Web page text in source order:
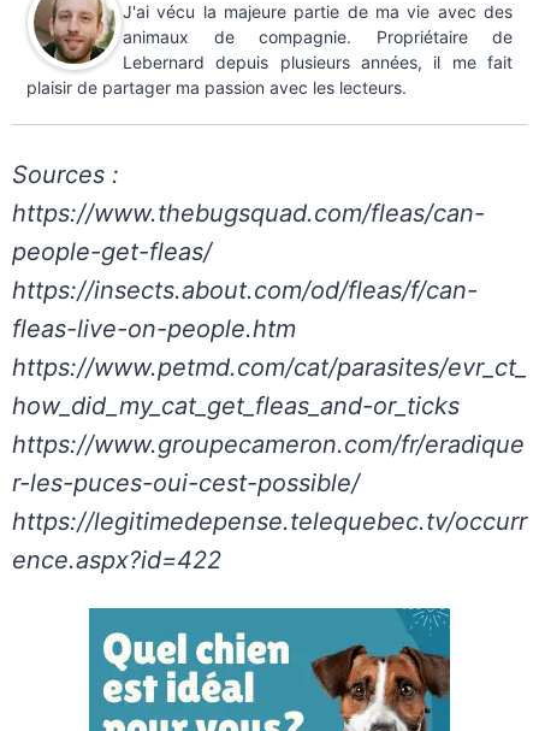
J'ai vécu la majeure partie de ma vie avec des
animaux de compagnie. Propriétaire de
Lebernard depuis plusieurs années, il me fait
plaisir de partager ma passion avec les lecteurs.
Sources :
https://www.thebugsquad.com/fleas/can-
people-get-fleas/
https://insects.about.com/od/fleas/f/can-
fleas-live-on-people.htm
https://www.petmd.com/cat/parasites/evr_ct_
how_did_my_cat_get_fleas_and-or_ticks
https://www.groupecameron.com/fr/eradique
r-les-puces-oui-cest-possible/
https://legitimedepense.telequebec.tv/occurr
ence.aspx?id=422